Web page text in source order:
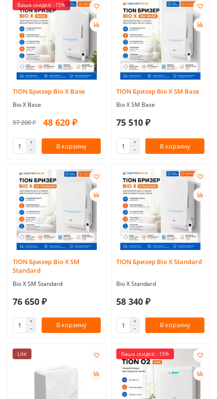
Ваша скидка: -15%
TION Бризер Bio X Base
Bio X Base
57 200 ₽ 48 620 ₽
В корзину
TION Бризер Bio X SM Base
Bio X SM Base
75 510 ₽
В корзину
TION Бризер Bio X SM
Standard
Bio X SM Standard
76 650 ₽
В корзину
TION Бризер Bio X Standard
Bio X Standard
58 340 ₽
В корзину
Lite Ваша скидка: -15%